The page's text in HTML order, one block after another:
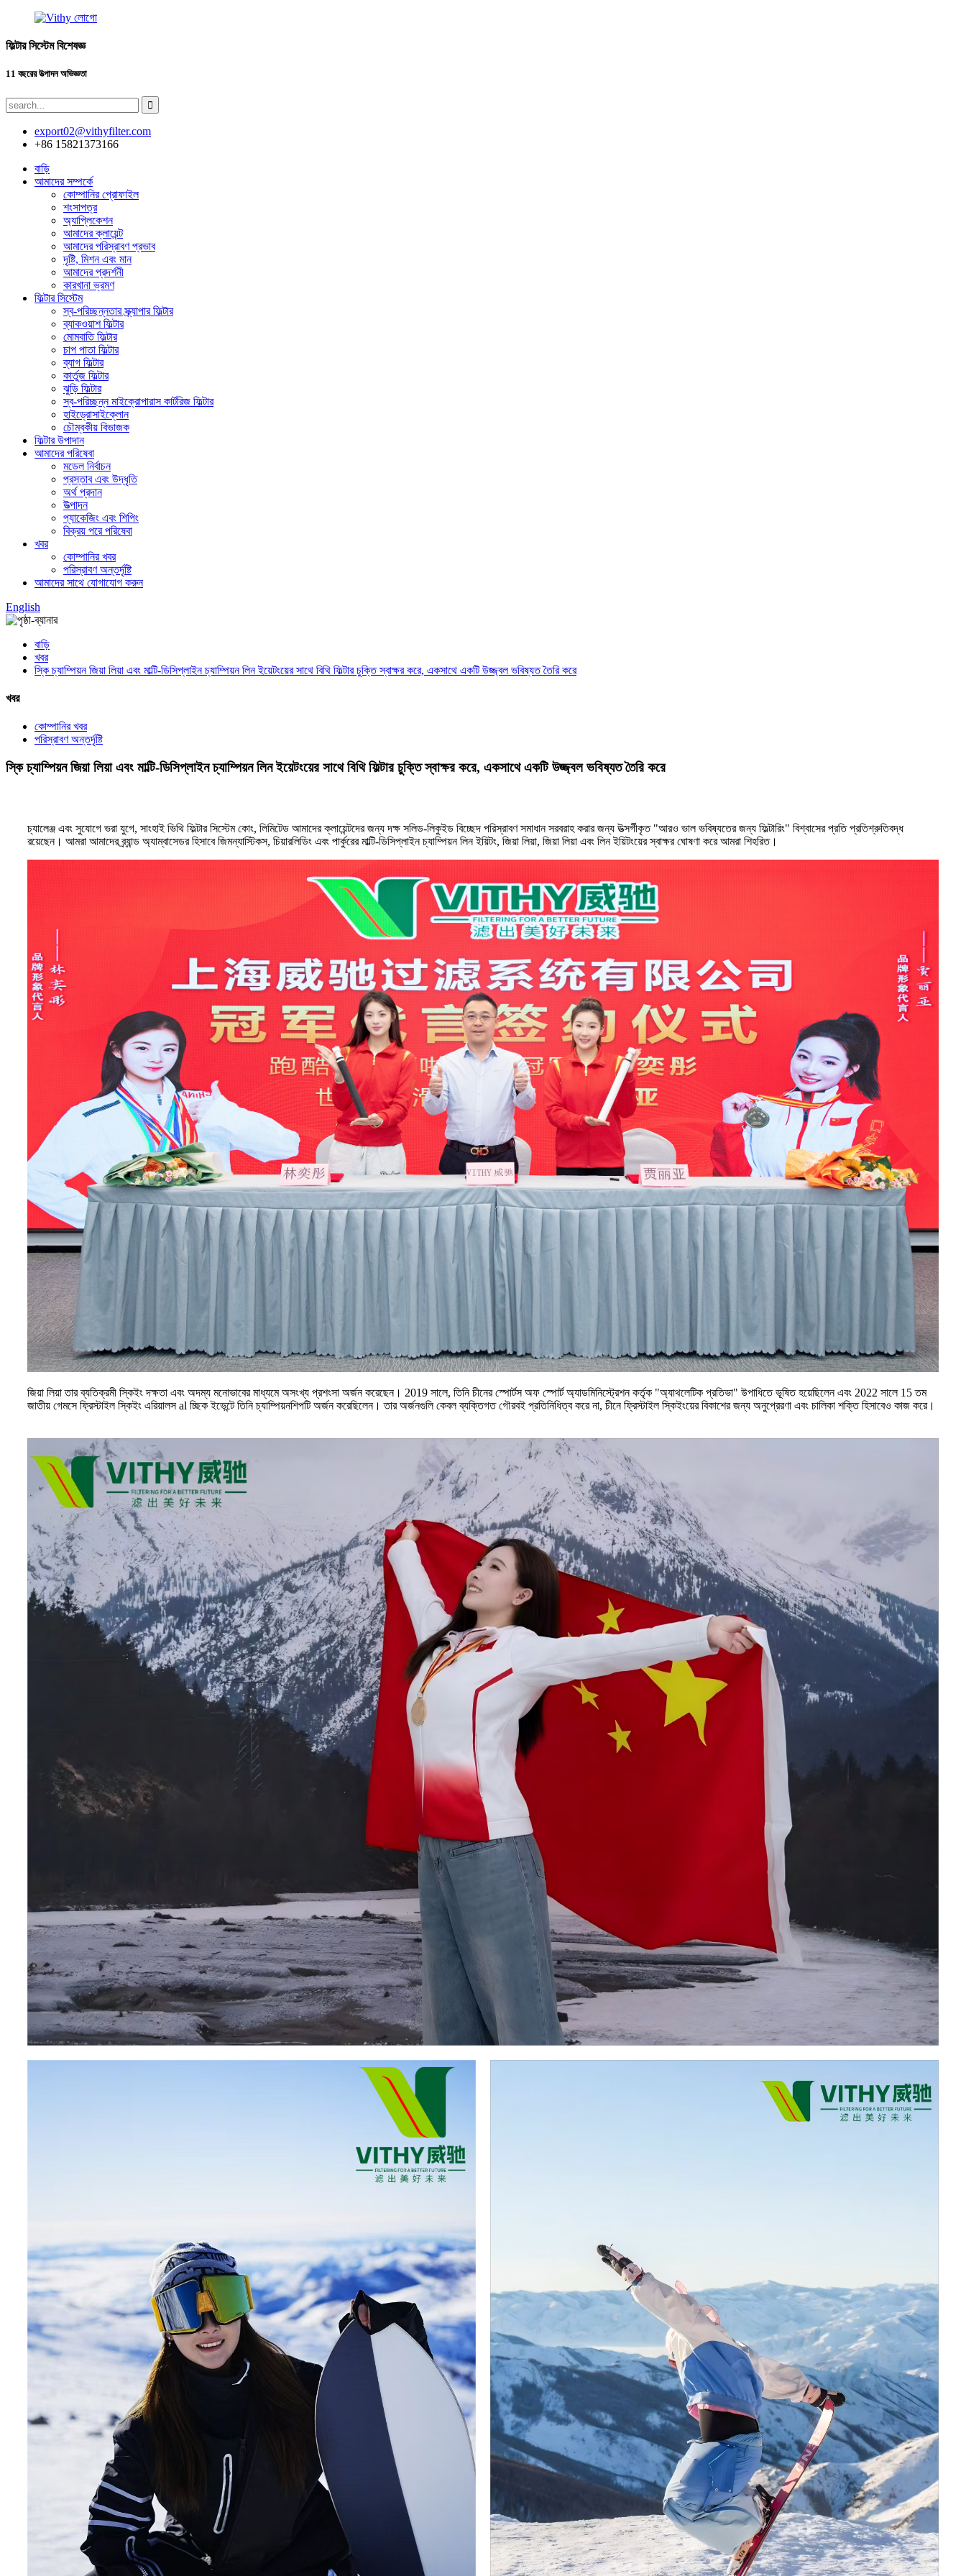
ফিল্টার সিস্টেম বিশেষজ্ঞ
11 বছরের উত্পাদন অভিজ্ঞতা
export02@vithyfilter.com
+86 15821373166
বাড়ি
আমাদের সম্পর্কে
কোম্পানির প্রোফাইল
শংসাপত্র
অ্যাপ্লিকেশন
আমাদের ক্লায়েন্ট
আমাদের পরিস্রাবণ প্রভাব
দৃষ্টি, মিশন এবং মান
আমাদের প্রদর্শনী
কারখানা ভ্রমণ
ফিল্টার সিস্টেম
স্ব-পরিচ্ছন্নতার স্ক্র্যাপার ফিল্টার
ব্যাকওয়াশ ফিল্টার
মোমবাতি ফিল্টার
চাপ পাতা ফিল্টার
ব্যাগ ফিল্টার
কার্তুজ ফিল্টার
ঝুড়ি ফিল্টার
স্ব-পরিচ্ছন্ন মাইক্রোপারাস কার্টরিজ ফিল্টার
হাইড্রোসাইক্লোন
চৌম্বকীয় বিভাজক
ফিল্টার উপাদান
আমাদের পরিষেবা
মডেল নির্বাচন
প্রস্তাব এবং উদ্ধৃতি
অর্থ প্রদান
উত্পাদন
প্যাকেজিং এবং শিপিং
বিক্রয় পরে পরিষেবা
খবর
কোম্পানির খবর
পরিস্রাবণ অন্তর্দৃষ্টি
আমাদের সাথে যোগাযোগ করুন
English
বাড়ি
খবর
স্কি চ্যাম্পিয়ন জিয়া লিয়া এবং মাল্টি-ডিসিপ্লাইন চ্যাম্পিয়ন লিন ইয়েটংয়ের সাথে বিথি ফিল্টার চুক্তি স্বাক্ষর করে, একসাথে একটি উজ্জ্বল ভবিষ্যত তৈরি করে
খবর
কোম্পানির খবর
পরিস্রাবণ অন্তর্দৃষ্টি
স্কি চ্যাম্পিয়ন জিয়া লিয়া এবং মাল্টি-ডিসিপ্লাইন চ্যাম্পিয়ন লিন ইয়েটংয়ের সাথে বিথি ফিল্টার চুক্তি স্বাক্ষর করে, একসাথে একটি উজ্জ্বল ভবিষ্যত তৈরি করে
চ্যালেঞ্জ এবং সুযোগে ভরা যুগে, সাংহাই ভিথি ফিল্টার সিস্টেম কোং, লিমিটেড আমাদের ক্লায়েন্টদের জন্য দক্ষ সলিড-লিকুইড বিচ্ছেদ পরিস্রাবণ সমাধান সরবরাহ করার জন্য উত্সর্গীকৃত "আরও ভাল ভবিষ্যতের জন্য ফিল্টারিং" বিশ্বাসের প্রতি প্রতিশ্রুতিবদ্ধ
রয়েছেন। আমরা আমাদের ব্র্যান্ড অ্যাম্বাসেডর হিসাবে জিমন্যাস্টিকস, চিয়ারলিডিং এবং পার্কুরের মাল্টি-ডিসিপ্লাইন চ্যাম্পিয়ন লিন ইয়িটং, জিয়া লিয়া, জিয়া লিয়া এবং লিন ইয়িটংয়ের স্বাক্ষর ঘোষণা করে আমরা শিহরিত।
জিয়া লিয়া তার ব্যতিক্রমী স্কিইং দক্ষতা এবং অদম্য মনোভাবের মাধ্যমে অসংখ্য প্রশংসা অর্জন করেছেন। 2019 সালে, তিনি চীনের স্পোর্টস অফ স্পোর্ট অ্যাডমিনিস্ট্রেশন কর্তৃক "অ্যাথলেটিক প্রতিভা" উপাধিতে ভূষিত হয়েছিলেন এবং 2022 সালে 15 তম
জাতীয় গেমসে ফ্রিস্টাইল স্কিইং এরিয়ালস al চ্ছিক ইভেন্টে তিনি চ্যাম্পিয়নশিপটি অর্জন করেছিলেন। তার অর্জনগুলি কেবল ব্যক্তিগত গৌরবই প্রতিনিধিত্ব করে না, চীনে ফ্রিস্টাইল স্কিইংয়ের বিকাশের জন্য অনুপ্রেরণা এবং চালিকা শক্তি হিসাবেও কাজ করে।